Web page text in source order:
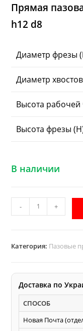
Прямая
h12 d8
Диаметр фрезы
Диаметр
Высота рабочей
Высота фрезы
В наличии
Количество
товара
пазовая
фреза
AКУЛА
Pobedit
- +
Категория: Пазовые
Доставка по
СПОСОБ
Новая Почта